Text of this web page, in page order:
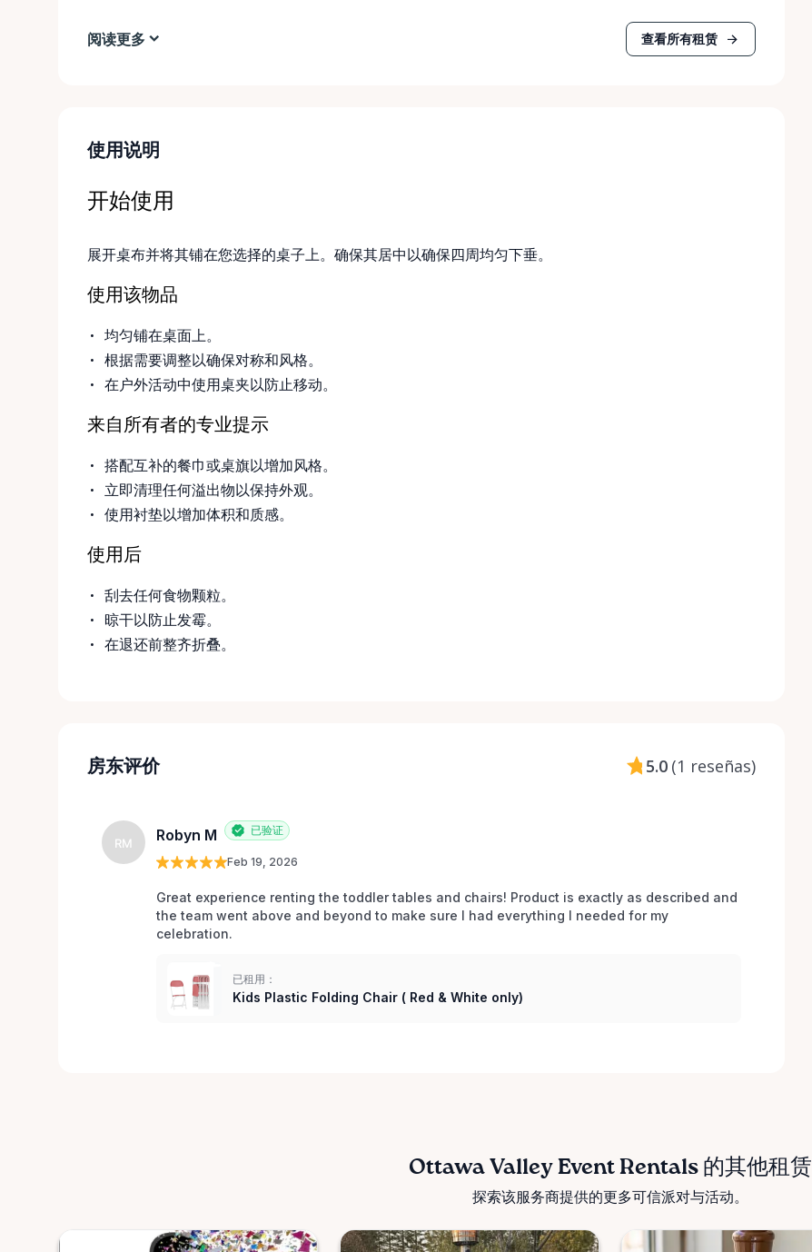
阅读更多 查看所有租赁
使用说明
开始使用
展开桌布并将其铺在您选择的桌子上。确保其居中以确保四周均匀下垂。
使用该物品
均匀铺在桌面上。
根据需要调整以确保对称和风格。
在户外活动中使用桌夹以防止移动。
来自所有者的专业提示
搭配互补的餐巾或桌旗以增加风格。
立即清理任何溢出物以保持外观。
使用衬垫以增加体积和质感。
使用后
刮去任何食物颗粒。
晾干以防止发霉。
在退还前整齐折叠。
房东评价 5.0 (1 reseñas)
RM Robyn M 已验证
Feb 19, 2026
Great experience renting the toddler tables and chairs! Product is exactly as described and
the team went above and beyond to make sure I had everything I needed for my
celebration.
已租用：
Kids Plastic Folding Chair ( Red & White only)
Ottawa Valley Event Rentals 的其他租赁
探索该服务商提供的更多可信派对与活动。